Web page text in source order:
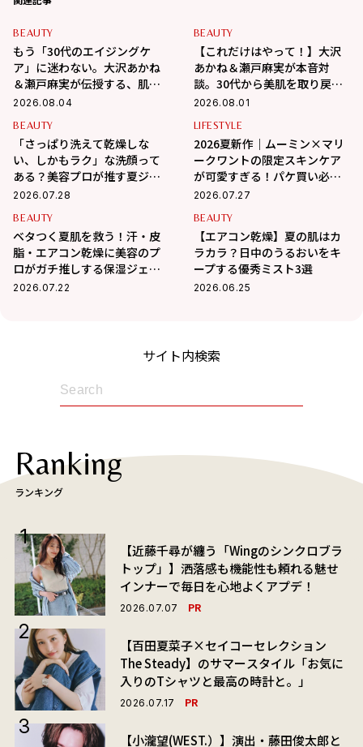
BEAUTY
もう「30代のエイジングケ
ア」に迷わない。大沢あかね
＆瀬戸麻実が伝授する、肌が
変わるポジティブ美肌習慣
2026.08.04
BEAUTY
【これだけはやって！】大沢
あかね＆瀬戸麻実が本音対
談。30代から美肌を取り戻す
スキンケアの正解
2026.08.01
BEAUTY
「さっぱり洗えて乾燥しな
い、しかもラク」な洗顔って
ある？美容プロが推す夏ジェ
ル3選
2026.07.28
LIFESTYLE
2026夏新作｜ムーミン×マリ
ークワントの限定スキンケア
が可愛すぎる！パケ買い必至
＆夏の肌悩みも優秀ケア
2026.07.27
BEAUTY
ベタつく夏肌を救う！汗・皮
脂・エアコン乾燥に美容のプ
ロがガチ推しする保湿ジェル3
選
2026.07.22
BEAUTY
【エアコン乾燥】夏の肌はカ
ラカラ？日中のうるおいをキ
ープする優秀ミスト3選
2026.06.25
サイト内検索
Ranking
ランキング
【近藤千尋が纏う「Wingのシンクロブラ
トップ」】洒落感も機能性も頼れる魅せ
インナーで毎日を心地よくアプデ！
2026.07.07 PR
【百田夏菜子×セイコーセレクション
The Steady】のサマースタイル「お気に
入りのTシャツと最高の時計と。」
2026.07.17 PR
【小瀧望(WEST.）】演出・藤田俊太郎と